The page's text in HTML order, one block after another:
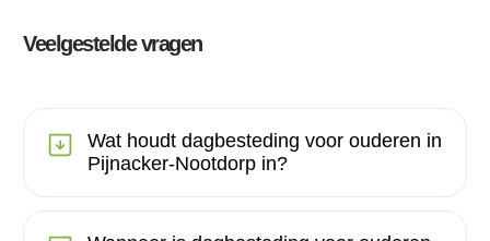
Veelgestelde vragen
Wat houdt dagbesteding voor ouderen in
Pijnacker-Nootdorp in?